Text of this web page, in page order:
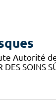
Autorité
DES SOINS